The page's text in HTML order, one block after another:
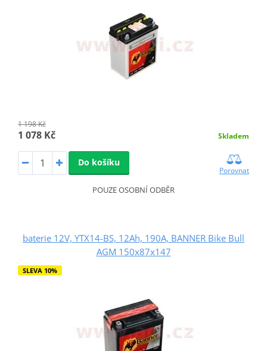
1 198 Kč
1 078 Kč Skladem
Do košíku
Porovnat
POUZE OSOBNÍ ODBĚR
baterie 12V, YTX14-BS, 12Ah, 190A, BANNER Bike Bull
AGM 150x87x147
SLEVA 10%